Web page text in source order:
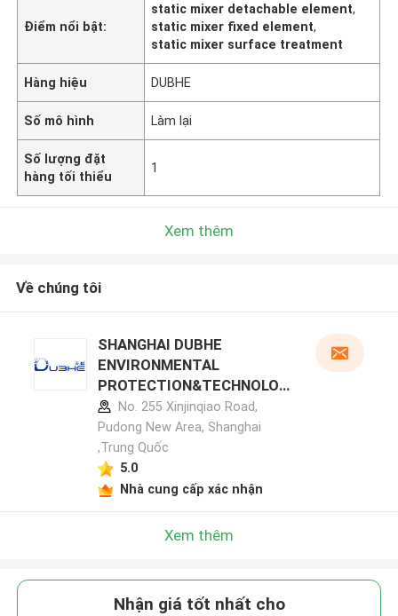
Điểm nổi bật:
static mixer detachable element,
static mixer fixed element,
static mixer surface treatment
Hàng hiệu DUBHE
Số mô hình Làm lại
Số lượng đặt
hàng tối thiểu
1
Xem thêm
Về chúng tôi
SHANGHAI DUBHE
ENVIRONMENTAL
PROTECTION&TECHNOLOG
Y CO.,LTD hồ sơ nhà sản xuất
No. 255 Xinjinqiao Road,
Pudong New Area, Shanghai
,Trung Quốc
5.0
Nhà cung cấp xác nhận
Xem thêm
Nhận giá tốt nhất cho